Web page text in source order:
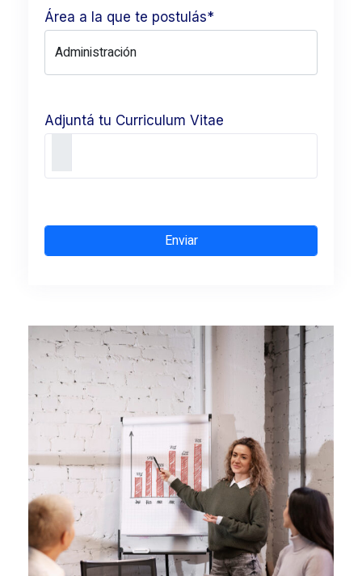
Área a la que te postulás*
Adjuntá tu Curriculum Vitae